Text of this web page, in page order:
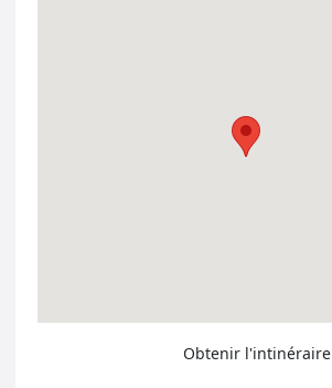
Obtenir l'intinéraire